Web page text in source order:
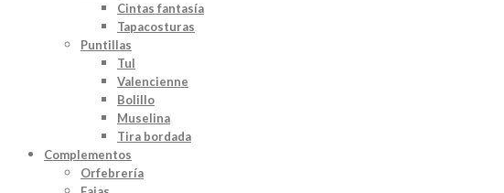
Cintas fantasía
Tapacosturas
Puntillas
Tul
Valencienne
Bolillo
Muselina
Tira bordada
Complementos
Orfebrería